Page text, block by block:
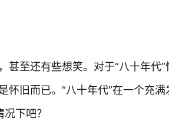
甚至还有些想笑。对于“八十年代”
怀旧而已。“八十年代”在一个充满
下吧？